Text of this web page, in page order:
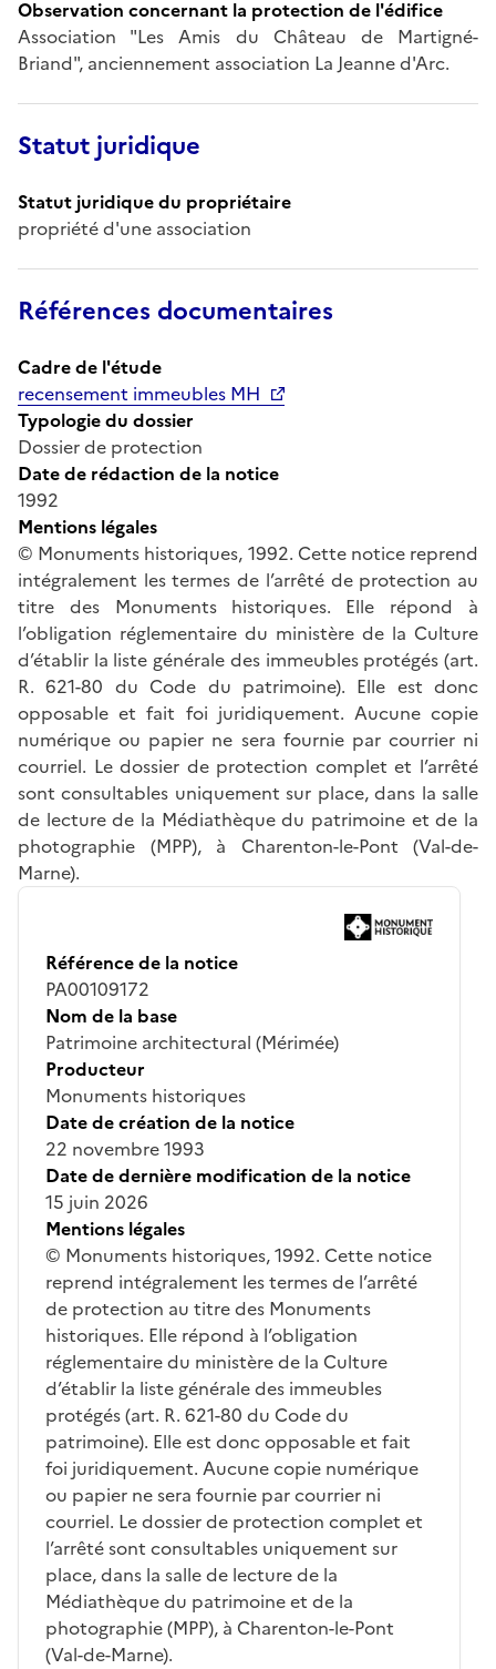
Observation concernant la protection de l'édifice
Association "Les Amis du Château de Martigné-
Briand", anciennement association La Jeanne d'Arc.
Statut juridique
Statut juridique du propriétaire
propriété d'une association
Références documentaires
Cadre de l'étude
recensement immeubles MH
Typologie du dossier
Dossier de protection
Date de rédaction de la notice
1992
Mentions légales
© Monuments historiques, 1992. Cette notice reprend
intégralement les termes de l’arrêté de protection au
titre des Monuments historiques. Elle répond à
l’obligation réglementaire du ministère de la Culture
d’établir la liste générale des immeubles protégés (art.
R. 621-80 du Code du patrimoine). Elle est donc
opposable et fait foi juridiquement. Aucune copie
numérique ou papier ne sera fournie par courrier ni
courriel. Le dossier de protection complet et l’arrêté
sont consultables uniquement sur place, dans la salle
de lecture de la Médiathèque du patrimoine et de la
photographie (MPP), à Charenton-le-Pont (Val-de-
Marne).
Référence de la notice
PA00109172
Nom de la base
Patrimoine architectural (Mérimée)
Producteur
Monuments historiques
Date de création de la notice
22 novembre 1993
Date de dernière modification de la notice
15 juin 2026
Mentions légales
© Monuments historiques, 1992. Cette notice
reprend intégralement les termes de l’arrêté
de protection au titre des Monuments
historiques. Elle répond à l’obligation
réglementaire du ministère de la Culture
d’établir la liste générale des immeubles
protégés (art. R. 621-80 du Code du
patrimoine). Elle est donc opposable et fait
foi juridiquement. Aucune copie numérique
ou papier ne sera fournie par courrier ni
courriel. Le dossier de protection complet et
l’arrêté sont consultables uniquement sur
place, dans la salle de lecture de la
Médiathèque du patrimoine et de la
photographie (MPP), à Charenton-le-Pont
(Val-de-Marne).